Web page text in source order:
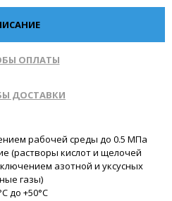
ОПЛАТЫ
ДОСТАВКИ
рабочей среды до 0.5 МПа
(растворы кислот и щелочей
азотной и уксусных
газы)
до +50°С